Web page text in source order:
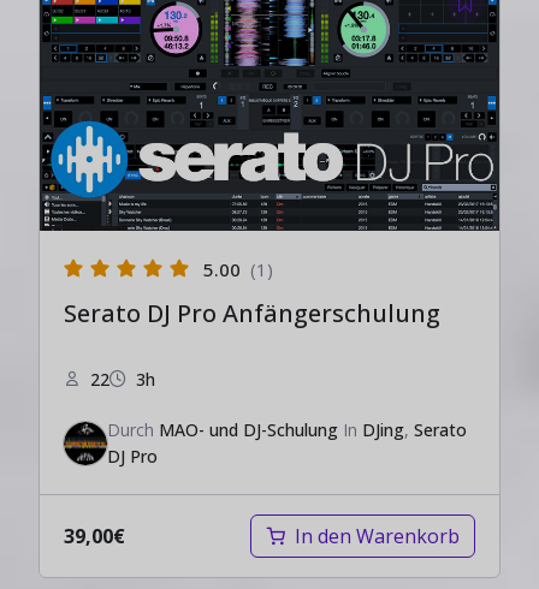
5.00 (1)
Serato DJ Pro Anfängerschulung
22 3h
Durch MAO- und DJ-Schulung In DJing, Serato
DJ Pro
39,00€ In den Warenkorb